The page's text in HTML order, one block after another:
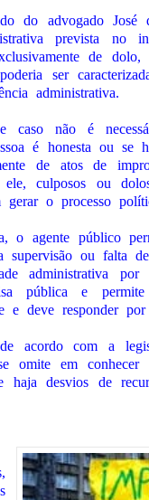
do advogado
prevista
de
ser
administrativa.
caso não é
é honesta ou se
de atos de
ele, culposos ou
gerar o processo
o agente público
supervisão ou falta
administrativa
pública e
e deve responder por
acordo com a
omite em
haja desvios de